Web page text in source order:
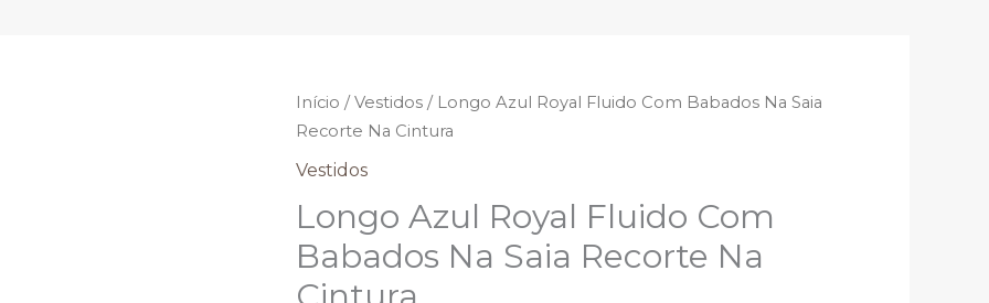
Início /Vestidos / Longo Azul Royal Fluido Com Babados Na Saia
Recorte Na Cintura
Vestidos
Longo Azul Royal Fluido Com
Babados Na Saia Recorte Na